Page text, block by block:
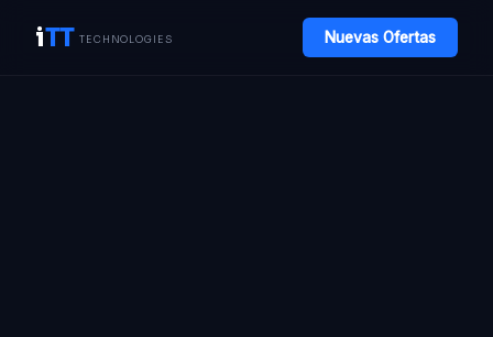
iTT TECHNOLOGIES Nuevas Ofertas